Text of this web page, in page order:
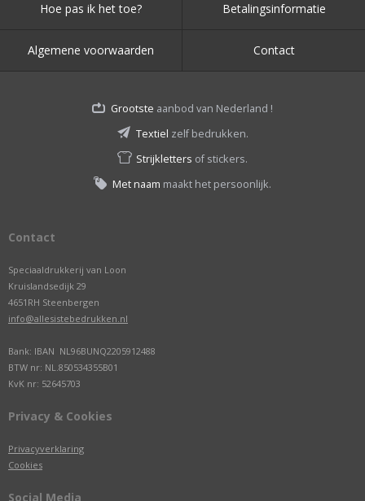
Hoe pas ik het toe? Betalingsinformatie
Algemene voorwaarden Contact
Grootste aanbod van Nederland !
Textiel zelf bedrukken.
Strijkletters of stickers.
Met naam maakt het persoonlijk.
Contact
Speciaaldrukkerij van Loon
Kruislandsedijk 29
4651RH Steenbergen
info@allesistebedrukken.nl
Bank: IBAN NL96BUNQ2205912488
BTW nr: NL.850534355B01
KvK nr: 52645703
Privacy & Cookies
Privacyverklaring
Cookies
Social Media